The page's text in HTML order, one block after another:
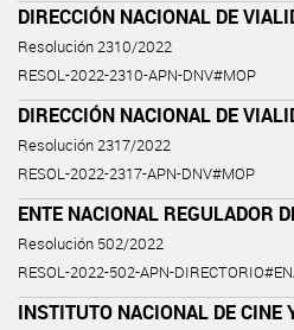
DIRECCIÓN NACIONAL DE
Resolución 2310/2022
RESOL-2022-2310-APN-DNV#MOP
DIRECCIÓN NACIONAL DE
Resolución 2317/2022
RESOL-2022-2317-APN-DNV#MOP
ENTE NACIONAL REGULADOR
Resolución 502/2022
RESOL-2022-502-APN-
INSTITUTO NACIONAL DE CINE